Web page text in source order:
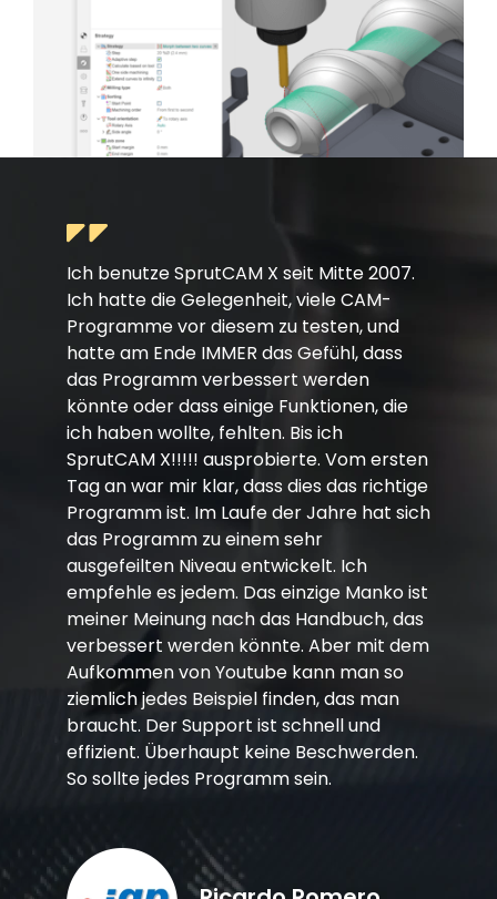
Ich benutze SprutCAM X seit Mitte 2007.
Ich hatte die Gelegenheit, viele CAM-
Programme vor diesem zu testen, und
hatte am Ende IMMER das Gefühl, dass
das Programm verbessert werden
könnte oder dass einige Funktionen, die
ich haben wollte, fehlten. Bis ich
SprutCAM X!!!!! ausprobierte. Vom ersten
Tag an war mir klar, dass dies das richtige
Programm ist. Im Laufe der Jahre hat sich
das Programm zu einem sehr
ausgefeilten Niveau entwickelt. Ich
empfehle es jedem. Das einzige Manko ist
meiner Meinung nach das Handbuch, das
verbessert werden könnte. Aber mit dem
Aufkommen von Youtube kann man so
ziemlich jedes Beispiel finden, das man
braucht. Der Support ist schnell und
effizient. Überhaupt keine Beschwerden.
So sollte jedes Programm sein.